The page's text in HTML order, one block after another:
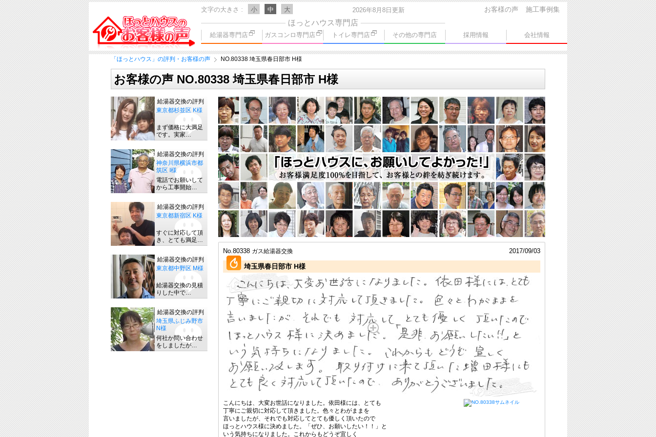
文字の大きさ 小 中 大 2026年8月8日更新 施工事例集
お客様の声
ほっとハウス専門店
給湯器専門店 ガスコンロ専門店 トイレ専門店 その他の専門店 採用情報 会社情報
「ほっとハウス」の評判・お客様の声 NO.80338 埼玉県春日部市 H様
お客様の声 NO.80338 埼玉県春日部市 H様
2017/09/03
No.80338 ガス給湯器交換
埼玉県春日部市 H様
こんにちは、大変お世話になりました。依田様には、とても
丁寧にご親切に対応して頂きました。色々とわがままを
言いましたが、それでも対応してとても優しく頂いたので
ほっとハウス様に決めました。「ぜひ、お願いしたい！！」と
いう気持ちになりました。これからもどうぞ宜しく
給湯器交換の評判
東京都杉並区 K様
まず価格に大満足
です。実家…
給湯器交換の評判
神奈川県横浜市都
筑区 I様
電話でお願いして
から工事開始…
給湯器交換の評判
東京都新宿区 K様
すぐに対応して頂
き、とても満足…
給湯器交換の評判
東京都中野区 M様
給湯器交換の見積
りした中で…
給湯器交換の評判
埼玉県ふじみ野市
N様
何社か問い合わせ
をしましたが…